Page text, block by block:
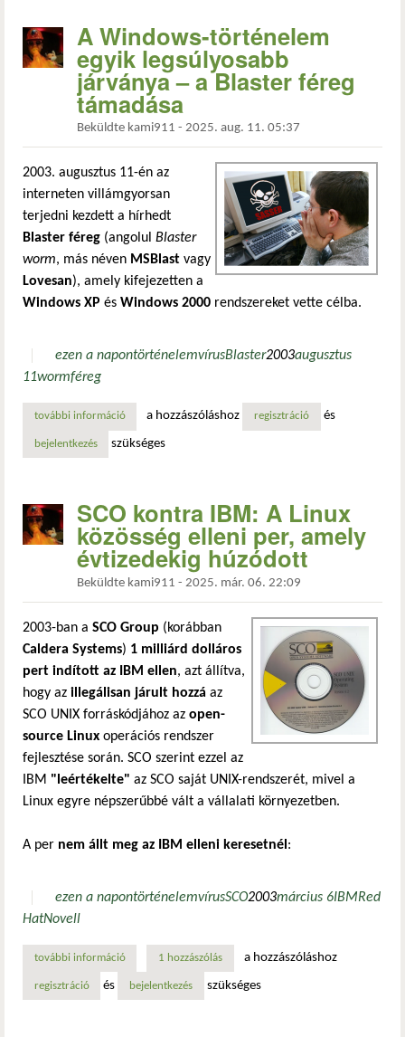
A Windows-történelem
egyik legsúlyosabb
járványa – a Blaster féreg
támadása
Beküldte kami911 - 2025. aug. 11. 05:37
2003. augusztus 11-én az
interneten villámgyorsan
terjedni kezdett a hírhedt
Blaster féreg (angolul Blaster
worm, más néven MSBlast vagy
Lovesan), amely kifejezetten a
Windows XP és Windows 2000 rendszereket vette célba.
ezen a napontörténelemvírusBlaster2003augusztus
11wormféreg
további információa windows-történelem egyik legsúlyosabb járványa – a
a hozzászóláshoz regisztráció és
bejelentkezés szükséges
SCO kontra IBM: A Linux
közösség elleni per, amely
évtizedekig húzódott
Beküldte kami911 - 2025. már. 06. 22:09
2003-ban a SCO Group (korábban
Caldera Systems) 1 milliárd dolláros
pert indított az IBM ellen, azt állítva,
hogy az illegálisan járult hozzá az
SCO UNIX forráskódjához az open-
source Linux operációs rendszer
fejlesztése során. SCO szerint ezzel az
IBM "leértékelte" az SCO saját UNIX-rendszerét, mivel a
Linux egyre népszerűbbé vált a vállalati környezetben.
A per nem állt meg az IBM elleni keresetnél :
ezen a napontörténelemvírusSCO2003március 6IBMRed
HatNovell
további információsco kontra ibm: a linux közösség elleni per, amely
1 hozzászólás a hozzászóláshoz
regisztráció és bejelentkezés szükséges